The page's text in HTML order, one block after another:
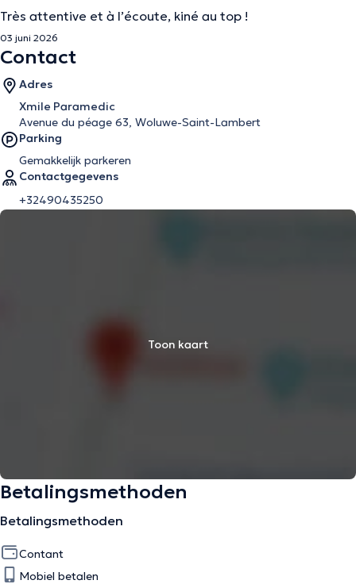
Très attentive et à l’écoute, kiné au top !
03 juni 2026
Contact
Adres
Xmile Paramedic
Avenue du péage 63, Woluwe-Saint-Lambert
Parking
Gemakkelijk parkeren
Contactgegevens
+32490435250
Toon kaart
Betalingsmethoden
Betalingsmethoden
Contant
Mobiel betalen